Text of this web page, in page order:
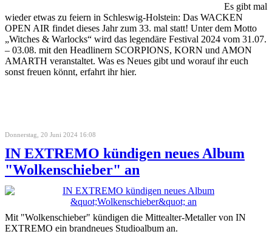
Es gibt mal
wieder etwas zu feiern in Schleswig-Holstein: Das WACKEN
OPEN AIR findet dieses Jahr zum 33. mal statt! Unter dem Motto
„Witches & Warlocks“ wird das legendäre Festival 2024 vom 31.07.
– 03.08. mit den Headlinern SCORPIONS, KORN und AMON
AMARTH veranstaltet. Was es Neues gibt und worauf ihr euch
sonst freuen könnt, erfahrt ihr hier.
Donnerstag, 20 Juni 2024 16:08
IN EXTREMO kündigen neues Album
"Wolkenschieber" an
Mit "Wolkenschieber" kündigen die Mittealter-Metaller von IN
EXTREMO ein brandneues Studioalbum an.